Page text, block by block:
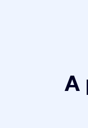
A